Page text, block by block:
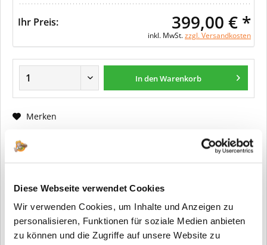
Diese Webseite verwendet Cookies
Wir verwenden Cookies, um Inhalte und Anzeigen zu
personalisieren, Funktionen für soziale Medien anbieten
zu können und die Zugriffe auf unsere Website zu
Ihr Preis: 399,00 € *
inkl. MwSt.zzgl. Versandkosten
In den Warenkorb
Merken
Artikel-Nr.:
ER0061
Konfiguration gefertigt. Daher ist er als
kundenspezifische Anfertigung vom
Widerruf / der Rückgabe
ausgeschlossen.